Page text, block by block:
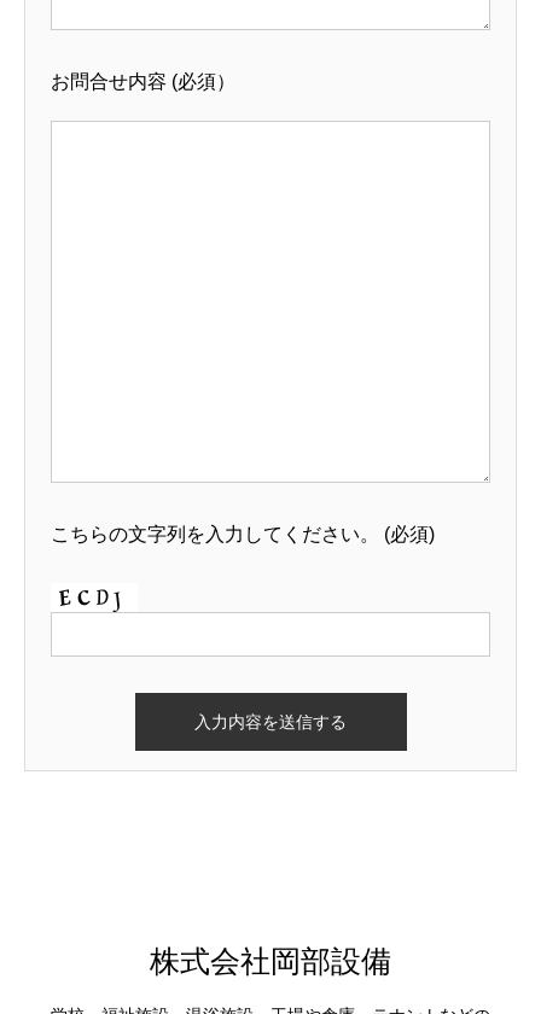
お問合せ内容 (必須）
こちらの文字列を入力してください。 (必須)
株式会社岡部設備